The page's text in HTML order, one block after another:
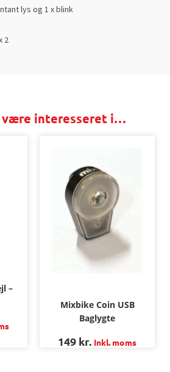
lys og 1 x blink
2
være interesseret i…
–
Mixbike Coin USB
Baglygte
149 kr. Inkl. moms